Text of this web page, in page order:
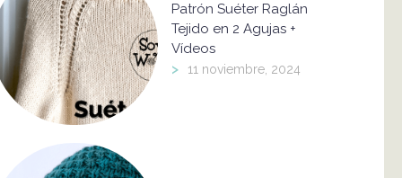
Patrón Suéter Raglán
Tejido en 2 Agujas +
Vídeos
> 11 noviembre, 2024